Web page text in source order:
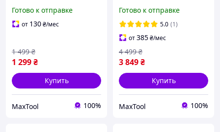
INTERTOOL DT-0850
Готово к отправке
от 130₴/мес
1 299₴
1 499 ₴
Купить
MaxTool 100%
INTERTOOL WT-0830
Готово к отправке
5.0 (1)
от385₴/мес
3 849₴
4 499 ₴
Купить
MaxTool 100%